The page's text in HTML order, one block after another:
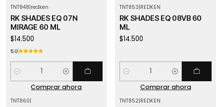
TNT848|redken
RK SHADES EQ 07N
MIRAGE 60 ML
$14.500
5.0
Cantidad
Comprar ahora
TNT853|REDKEN
RK SHADES EQ 08VB 60
ML
$14.500
Cantidad
Comprar ahora
TNT860| TNT852|REDKEN